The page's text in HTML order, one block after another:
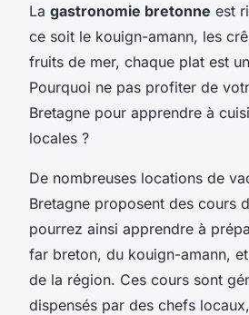
La gastronomie bretonne est
ce soit le kouign-amann, les
fruits de mer, chaque plat est
Pourquoi ne pas profiter de
Bretagne pour apprendre à
locales ?
De nombreuses locations de
Bretagne proposent des cours
pourrez ainsi apprendre à
far breton, du kouign-amann,
de la région. Ces cours sont
dispensés par des chefs